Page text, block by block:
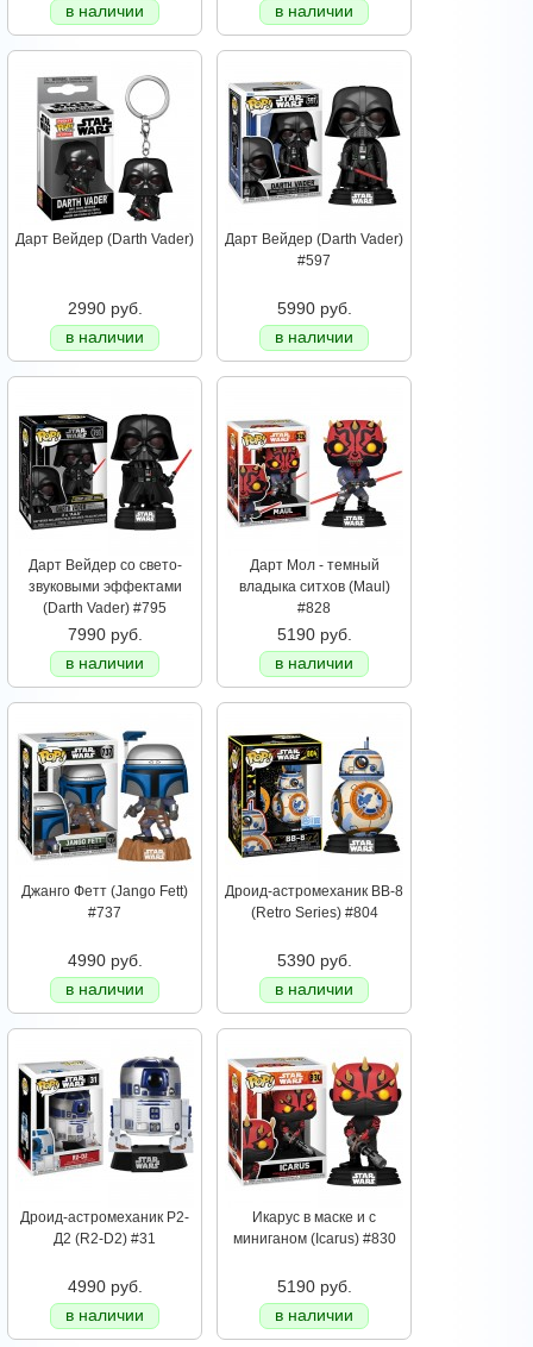
в наличии
в наличии
Дарт Вейдер (Darth Vader)
2990 руб.
в наличии
Дарт Вейдер (Darth Vader)
#597
5990 руб.
в наличии
Дарт Вейдер со свето-
звуковыми эффектами
(Darth Vader) #795
7990 руб.
в наличии
Дарт Мол - темный
владыка ситхов (Maul)
#828
5190 руб.
в наличии
Джанго Фетт (Jango Fett)
#737
4990 руб.
в наличии
Дроид-астромеханик BB-8
(Retro Series) #804
5390 руб.
в наличии
Дроид-астромеханик Р2-
Д2 (R2-D2) #31
4990 руб.
в наличии
Икарус в маске и с
миниганом (Icarus) #830
5190 руб.
в наличии